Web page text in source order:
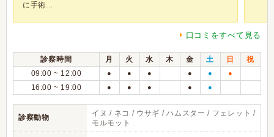
に手術...
口コミをすべて見る
診察時間 月 火 水 木 金 土 日
祝
09:00 ~ 12:00
● ● ● ● ● ●
16:00 ~ 19:00 ● ● ● ● ●
診察動物
イヌ / ネコ / ウサギ / ハムスター / フェレット /
モルモット